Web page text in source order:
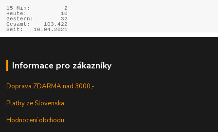
15 Min:
2
Heute:
10
Gestern:
32
Gesamt:
103.422
Seit:
10.04.2021
Informace pro zákazníky
Doprava ZDARMA nad 3000,-
Platby ze Slovenska
Hodnocení obchodu